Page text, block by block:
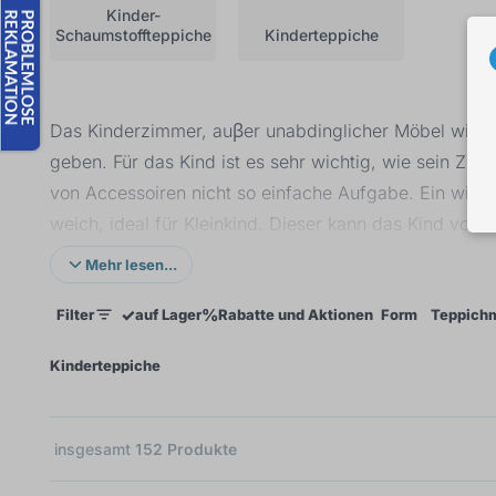
Kinder-
Schaumstoffteppiche
Kinderteppiche
Das Kinderzimmer, auβer unabdinglicher Möbel wie
geben. Für das Kind ist es sehr wichtig, wie sein
von Accessoiren nicht so einfache Aufgabe. Ein
weich, ideal für Kleinkind. Dieser kann das Kind vor
optisch gröβer aus. Für Fans von Disney gibt es
beliebte Märchenfigur wählen und freut sich über
Mehr lesen...
Filter ✓auf Lager%Rabatte und Aktionen Form
Kinderteppiche
insgesamt 152 Produkte